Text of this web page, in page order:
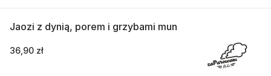
Jaozi z dynią, porem i grzybami mun
36,90 zł